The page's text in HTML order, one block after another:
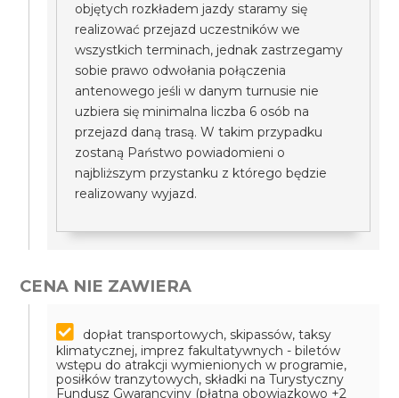
objętych rozkładem jazdy staramy się
realizować przejazd uczestników we
wszystkich terminach, jednak zastrzegamy
sobie prawo odwołania połączenia
antenowego jeśli w danym turnusie nie
uzbiera się minimalna liczba 6 osób na
przejazd daną trasą. W takim przypadku
zostaną Państwo powiadomieni o
najbliższym przystanku z którego będzie
realizowany wyjazd.
CENA NIE ZAWIERA
dopłat transportowych, skipassów, taksy
klimatycznej, imprez fakultatywnych - biletów
wstępu do atrakcji wymienionych w programie,
posiłków tranzytowych, składki na Turystyczny
Fundusz Gwarancyjny (płatna obowiązkowo +2